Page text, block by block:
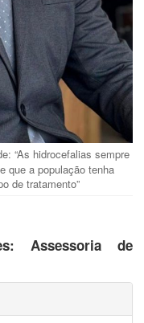
“As hidrocefalias sempre
que a população tenha
de tratamento”
Assessoria de